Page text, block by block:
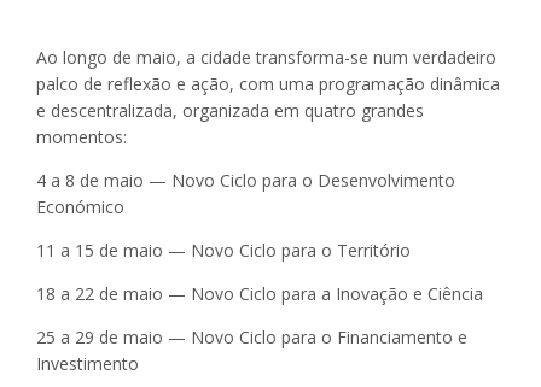
Ao longo de maio, a cidade transforma-se num verdadeiro
palco de reflexão e ação, com uma programação dinâmica
e descentralizada, organizada em quatro grandes
momentos:
4 a 8 de maio — Novo Ciclo para o Desenvolvimento
Económico
11 a 15 de maio — Novo Ciclo para o Território
18 a 22 de maio — Novo Ciclo para a Inovação e Ciência
25 a 29 de maio — Novo Ciclo para o Financiamento e
Investimento